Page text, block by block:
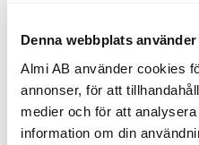
Denna webbplats
Almi AB använder cookies
annonser, för att
medier och för att
information om din